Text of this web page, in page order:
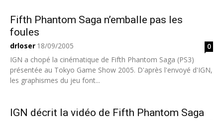
Fifth Phantom Saga n’emballe pas les
foules
drloser 18/09/2005
0
IGN a chopé la cinématique de Fifth Phantom Saga (PS3)
présentée au Tokyo Game Show 2005. D'après l'envoyé d'IGN,
les graphismes du jeu font...
IGN décrit la vidéo de Fifth Phantom Saga